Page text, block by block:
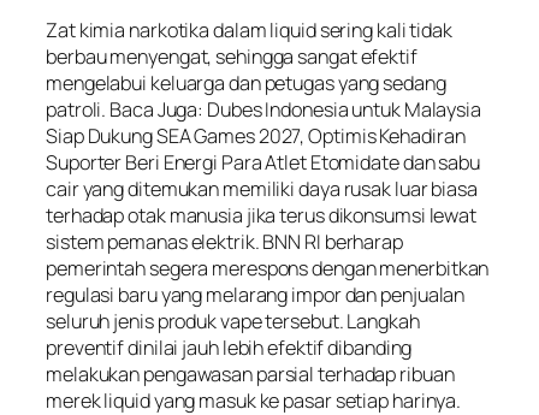
Zat kimia narkotika dalam liquid sering kali tidak
berbau menyengat, sehingga sangat efektif
mengelabui keluarga dan petugas yang sedang
patroli. Baca Juga: Dubes Indonesia untuk Malaysia
Siap Dukung SEA Games 2027, Optimis Kehadiran
Suporter Beri Energi Para Atlet Etomidate dan sabu
cair yang ditemukan memiliki daya rusak luar biasa
terhadap otak manusia jika terus dikonsumsi lewat
sistem pemanas elektrik. BNN RI berharap
pemerintah segera merespons dengan menerbitkan
regulasi baru yang melarang impor dan penjualan
seluruh jenis produk vape tersebut. Langkah
preventif dinilai jauh lebih efektif dibanding
melakukan pengawasan parsial terhadap ribuan
merek liquid yang masuk ke pasar setiap harinya.